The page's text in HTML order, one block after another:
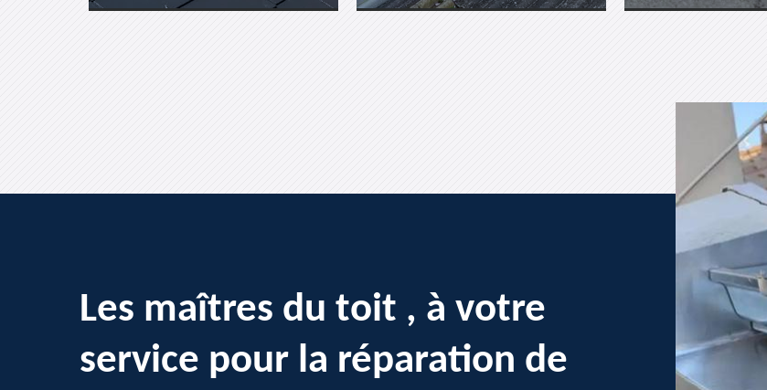
Les maîtres du toit , à votre
service pour la réparation de